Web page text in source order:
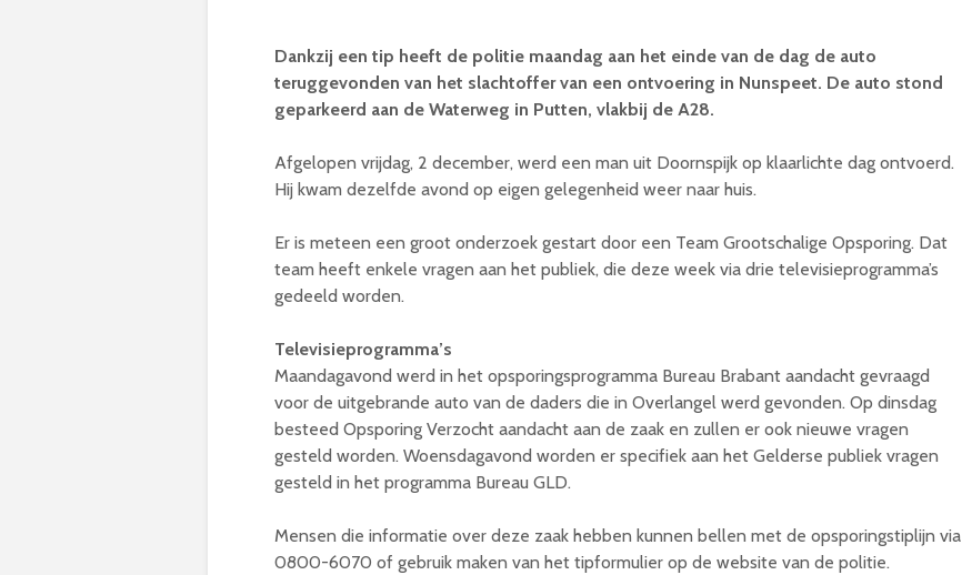
Dankzij een tip heeft de politie maandag aan het einde van de dag de auto
teruggevonden van het slachtoffer van een ontvoering in Nunspeet. De auto stond
geparkeerd aan de Waterweg in Putten, vlakbij de A28.
Afgelopen vrijdag, 2 december, werd een man uit Doornspijk op klaarlichte dag ontvoerd.
Hij kwam dezelfde avond op eigen gelegenheid weer naar huis.
Er is meteen een groot onderzoek gestart door een Team Grootschalige Opsporing. Dat
team heeft enkele vragen aan het publiek, die deze week via drie televisieprogramma’s
gedeeld worden.
Televisieprogramma’s
Maandagavond werd in het opsporingsprogramma Bureau Brabant aandacht gevraagd
voor de uitgebrande auto van de daders die in Overlangel werd gevonden. Op dinsdag
besteed Opsporing Verzocht aandacht aan de zaak en zullen er ook nieuwe vragen
gesteld worden. Woensdagavond worden er specifiek aan het Gelderse publiek vragen
gesteld in het programma Bureau GLD.
Mensen die informatie over deze zaak hebben kunnen bellen met de opsporingstiplijn via
0800-6070 of gebruik maken van het tipformulier op de website van de politie.